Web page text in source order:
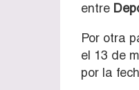
entre
Por otra
el 13 de
por la